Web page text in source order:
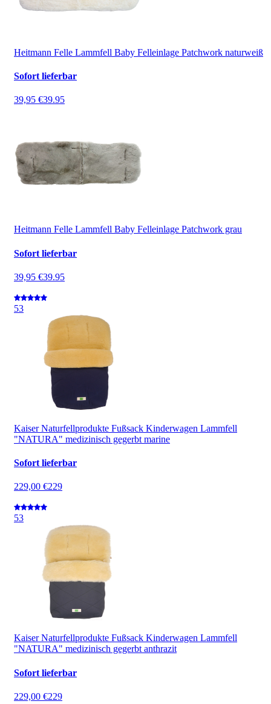
Heitmann Felle Lammfell Baby Felleinlage Patchwork naturweiß
Sofort lieferbar
39,95 €39.95
Heitmann Felle Lammfell Baby Felleinlage Patchwork grau
Sofort lieferbar
39,95 €39.95
53
Kaiser Naturfellprodukte Fußsack Kinderwagen Lammfell
"NATURA" medizinisch gegerbt marine
Sofort lieferbar
229,00 €229
53
Kaiser Naturfellprodukte Fußsack Kinderwagen Lammfell
"NATURA" medizinisch gegerbt anthrazit
Sofort lieferbar
229,00 €229